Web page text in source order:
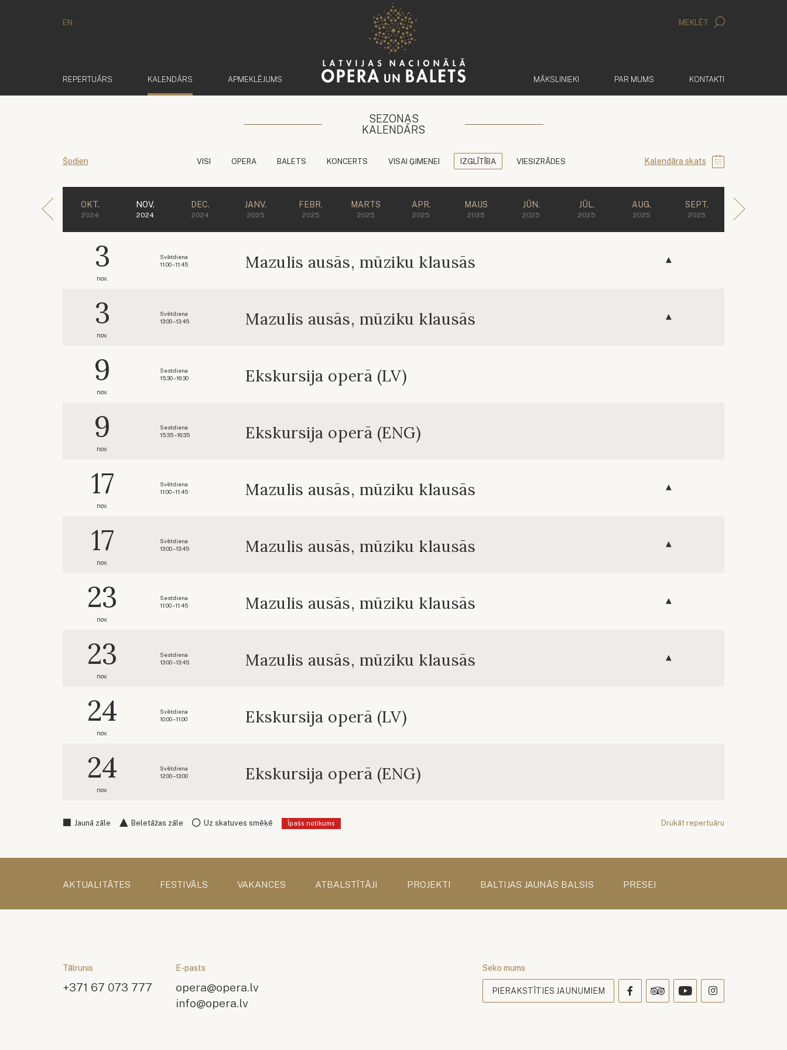
EN MEKLĒT
REPERTUĀRS KALENDĀRS APMEKLĒJUMS MĀKSLINIEKI PAR MUMS KONTAKTI
SEZONAS
KALENDĀRS
Šodien VISI OPERA BALETS KONCERTS VISAI ĢIMENEI IZGLĪTĪBA VIESIZRĀDES Kalendāra skats
OKT.
2024
NOV.
2024
DEC.
2024
JANV.
2025
FEBR.
2025
MARTS
2025
APR.
2025
MAIJS
2025
JŪN.
2025
JŪL.
2025
AUG.
2025
SEPT.
2025
3
nov.
Svētdiena
11:00 – 11:45
Mazulis ausās, mūziku klausās
3
nov.
Svētdiena
13:00 – 13:45
Mazulis ausās, mūziku klausās
9
nov.
Sestdiena
15:30 – 16:30
Ekskursija operā (LV)
9
nov.
Sestdiena
15:35 – 16:35
Ekskursija operā (ENG)
17
nov.
Svētdiena
11:00 – 11:45
Mazulis ausās, mūziku klausās
17
nov.
Svētdiena
13:00 – 13:45
Mazulis ausās, mūziku klausās
23
nov.
Sestdiena
11:00 – 11:45
Mazulis ausās, mūziku klausās
23
nov.
Sestdiena
13:00 – 13:45
Mazulis ausās, mūziku klausās
24
nov.
Svētdiena
10:00 – 11:00
Ekskursija operā (LV)
24
nov.
Svētdiena
12:00 – 13:00
Ekskursija operā (ENG)
Jaunā zāle Beletāžas zāle Uz skatuves smēķē Īpašs notikums Drukāt repertuāru
AKTUALITĀTES FESTIVĀLS VAKANCES ATBALSTĪTĀJI PROJEKTI BALTIJAS JAUNĀS BALSIS PRESEI
Tālrunis
+371 67 073 777
E-pasts
opera@opera.lv
info@opera.lv
Seko mums
PIERAKSTĪTIES JAUNUMIEM